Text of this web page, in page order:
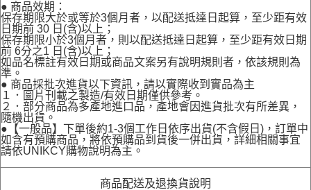
● 商品效期：
保存期限大於或等於3個月者，以配送抵達日起算，至少距有效
日期前 30 日(含)以上；
保存期限小於3個月者，則以配送抵達日起算，至少距有效日期
前 6分之1 日(含)以上；
如品名標註有效日期或商品文案另有說明規則者，依該規則為
準。
● 商品採批次進貨以下資訊，請以實際收到實品為主
１．圖片刊載之製造/有效日期僅供參考。
２．部分商品為多產地進口品，產地會因進貨批次有所差異，
隨機出貨。
●【一般品】下單後約1-3個工作日依序出貨(不含假日)，訂單中
如含有預購商品，將依預購品到貨後一併出貨，詳細相關事宜
請依UNIKCY購物說明為主。
商品配送及退換貨說明